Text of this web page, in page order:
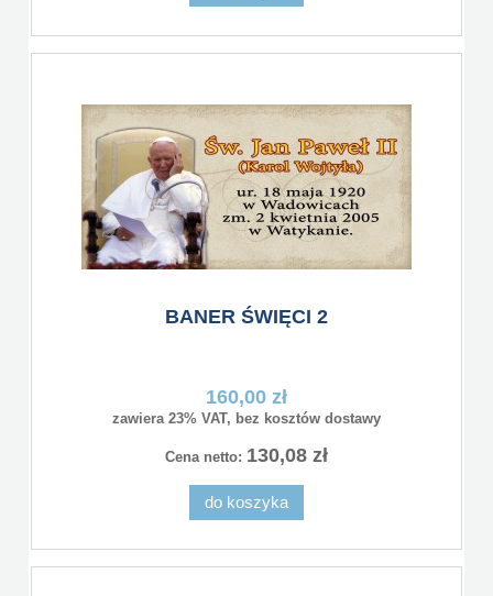
BANER ŚWIĘCI 2
160,00 zł
zawiera 23% VAT, bez kosztów dostawy
Cena netto: 130,08 zł
do koszyka